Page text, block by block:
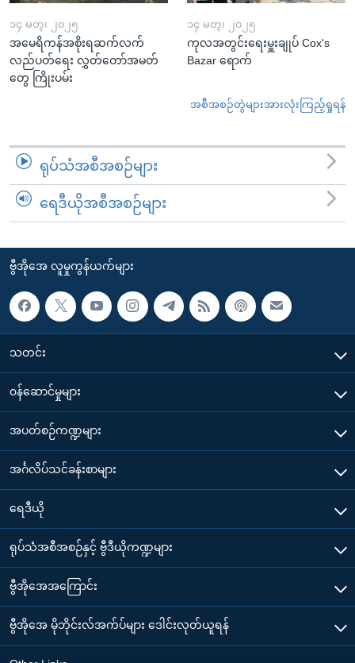
၁၄ မတ္၊ ၂၀၂၅
အမေရိကန်အစိုးရဆက်လက်
လည်ပတ်ရေး လွှတ်တော်အမတ်
တွေ ကြိုးပမ်း
၁၄ မတ္၊ ၂၀၂၅
ကုလအတွင်းရေးမှူးချုပ် Cox's
Bazar ရောက်
အစီအစဉ်တွဲများအားလုံးကြည့်ရှုရန်
ရုပ်သံအစီအစဉ်များ
ရေဒီယိုအစီအစဉ်များ
ဗွီအိုအေ လူမှုကွန်ယက်များ
သတင်း
၀န်ဆောင်မှုများ
အပတ်စဉ်ကဏ္ဍများ
အင်္ဂလိပ်သင်ခန်းစာများ
ရေဒီယို
ရုပ်သံအစီအစဉ်နှင့် ဗွီဒီယိုကဏ္ဍများ
ဗွီအိုအေအကြောင်း
ဗွီအိုအေ မိုဘိုင်းလ်အက်ပ်များ ဒေါင်းလုတ်ယူရန်